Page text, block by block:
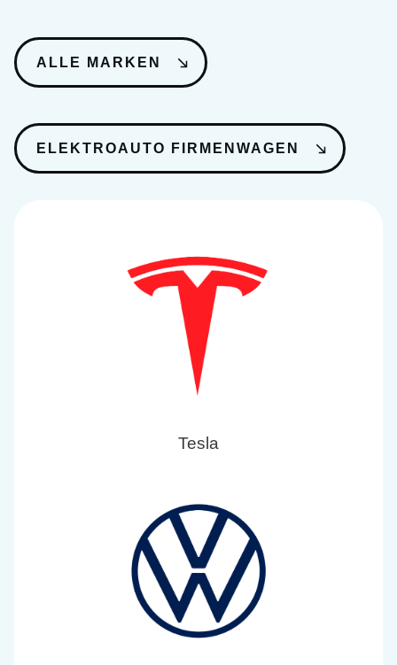
ALLE MARKEN
ELEKTROAUTO FIRMENWAGEN
Tesla